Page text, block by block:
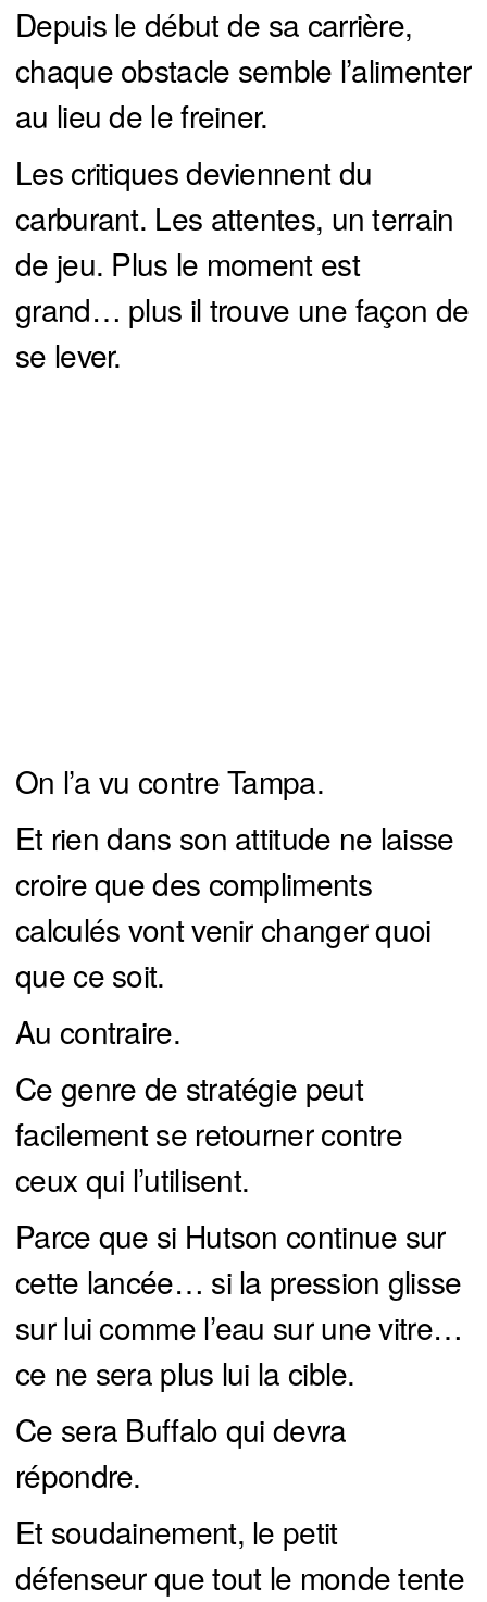
Depuis le début de sa carrière,
chaque obstacle semble l’alimenter
au lieu de le freiner.
Les critiques deviennent du
carburant. Les attentes, un terrain
de jeu. Plus le moment est
grand… plus il trouve une façon de
se lever.
On l’a vu contre Tampa.
Et rien dans son attitude ne laisse
croire que des compliments
calculés vont venir changer quoi
que ce soit.
Au contraire.
Ce genre de stratégie peut
facilement se retourner contre
ceux qui l’utilisent.
Parce que si Hutson continue sur
cette lancée… si la pression glisse
sur lui comme l’eau sur une vitre…
ce ne sera plus lui la cible.
Ce sera Buffalo qui devra
répondre.
Et soudainement, le petit
défenseur que tout le monde tente